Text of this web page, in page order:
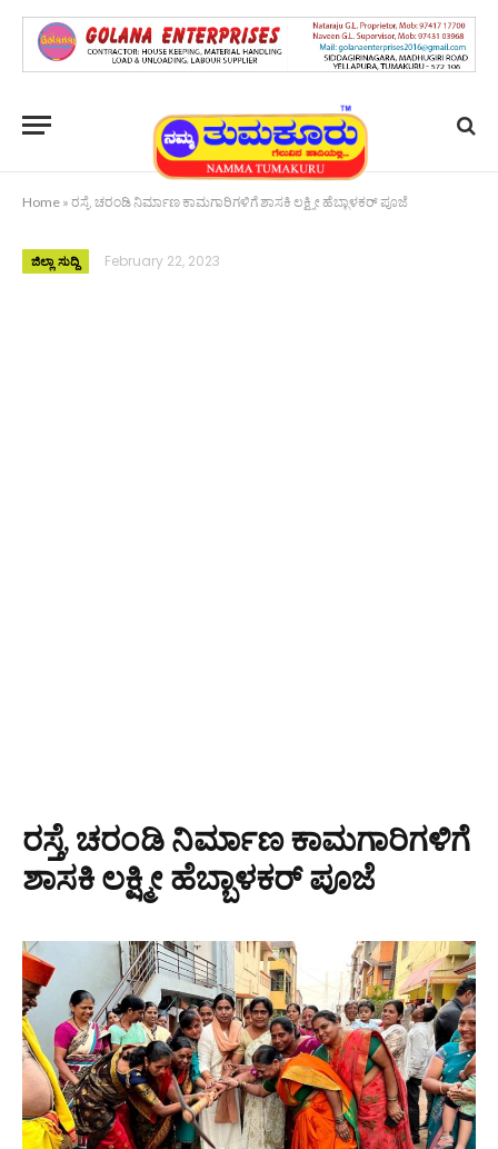
Home » ರಸ್ತೆ, ಚರಂಡಿ ನಿರ್ಮಾಣ ಕಾಮಗಾರಿಗಳಿಗೆ ಶಾಸಕಿ ಲಕ್ಷ್ಮೀ ಹೆಬ್ಬಾಳಕರ್ ಪೂಜೆ
ಜಿಲ್ಲಾ ಸುದ್ದಿ February 22, 2023
ರಸ್ತೆ, ಚರಂಡಿ ನಿರ್ಮಾಣ ಕಾಮಗಾರಿಗಳಿಗೆ
ಶಾಸಕಿ ಲಕ್ಷ್ಮೀ ಹೆಬ್ಬಾಳಕರ್ ಪೂಜೆ